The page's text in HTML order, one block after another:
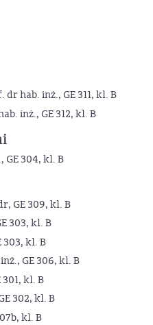
dr hab. inż., GE 311, kl. B
inż., GE 312, kl. B
GE 304, kl. B
GE 309, kl. B
303, kl. B
303, kl. B
GE 306, kl. B
301, kl. B
302, kl. B
kl. B